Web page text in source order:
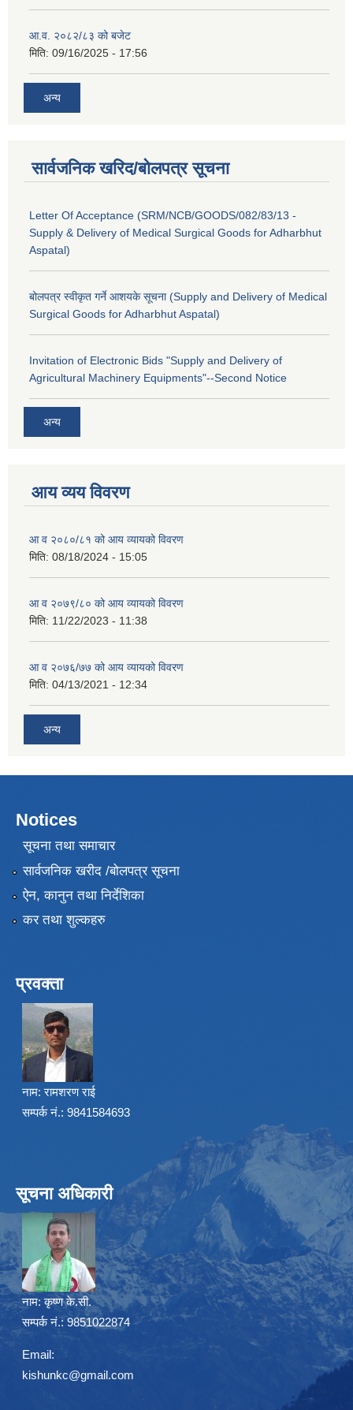
आ.व. २०८२/८३ को बजेट
मिति: 09/16/2025 - 17:56
अन्य
सार्वजनिक खरिद/बोलपत्र सूचना
Letter Of Acceptance (SRM/NCB/GOODS/082/83/13 -
Supply & Delivery of Medical Surgical Goods for Adharbhut
Aspatal)
बोलपत्र स्वीकृत गर्ने आशयके सूचना (Supply and Delivery of Medical
Surgical Goods for Adharbhut Aspatal)
Invitation of Electronic Bids "Supply and Delivery of
Agricultural Machinery Equipments"--Second Notice
अन्य
आय व्यय विवरण
आ व २०८०/८१ को आय व्यायको विवरण
मिति: 08/18/2024 - 15:05
आ व २०७९/८० को आय व्यायको विवरण
मिति: 11/22/2023 - 11:38
आ व २०७६/७७ को आय व्यायको विवरण
मिति: 04/13/2021 - 12:34
अन्य
Notices
सूचना तथा समाचार
सार्वजनिक खरीद /बोलपत्र सूचना
ऐन, कानुन तथा निर्देशिका
कर तथा शुल्कहरु
प्रवक्ता
नाम: रामशरण राई
सम्पर्क नं.: 9841584693
सूचना अधिकारी
नाम: कृष्ण के.सी.
सम्पर्क नं.: 9851022874
Email:
kishunkc@gmail.com